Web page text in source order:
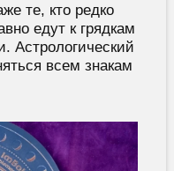
те, кто редко
едут к грядкам
Астрологический
всем знакам